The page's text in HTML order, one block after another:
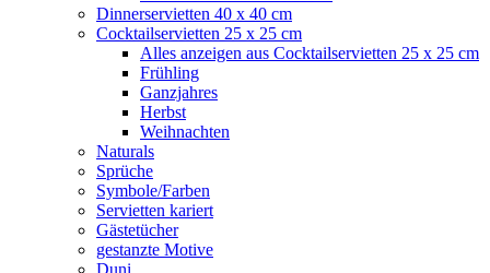
Dinnerservietten 40 x 40 cm
Cocktailservietten 25 x 25 cm
Alles anzeigen aus Cocktailservietten 25 x 25 cm
Frühling
Ganzjahres
Herbst
Weihnachten
Naturals
Sprüche
Symbole/Farben
Servietten kariert
Gästetücher
gestanzte Motive
Duni